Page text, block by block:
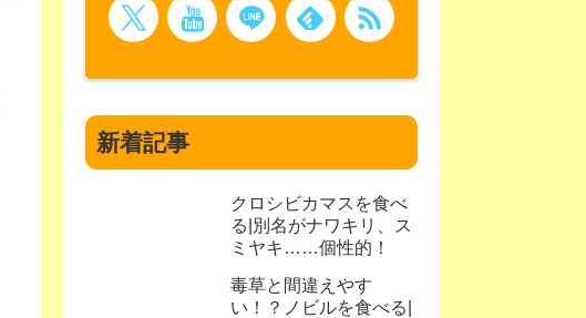
新着記事
クロシビカマスを食べ
る|別名がナワキリ、ス
ミヤキ……個性的！
毒草と間違えやす
い！？ノビルを食べる|